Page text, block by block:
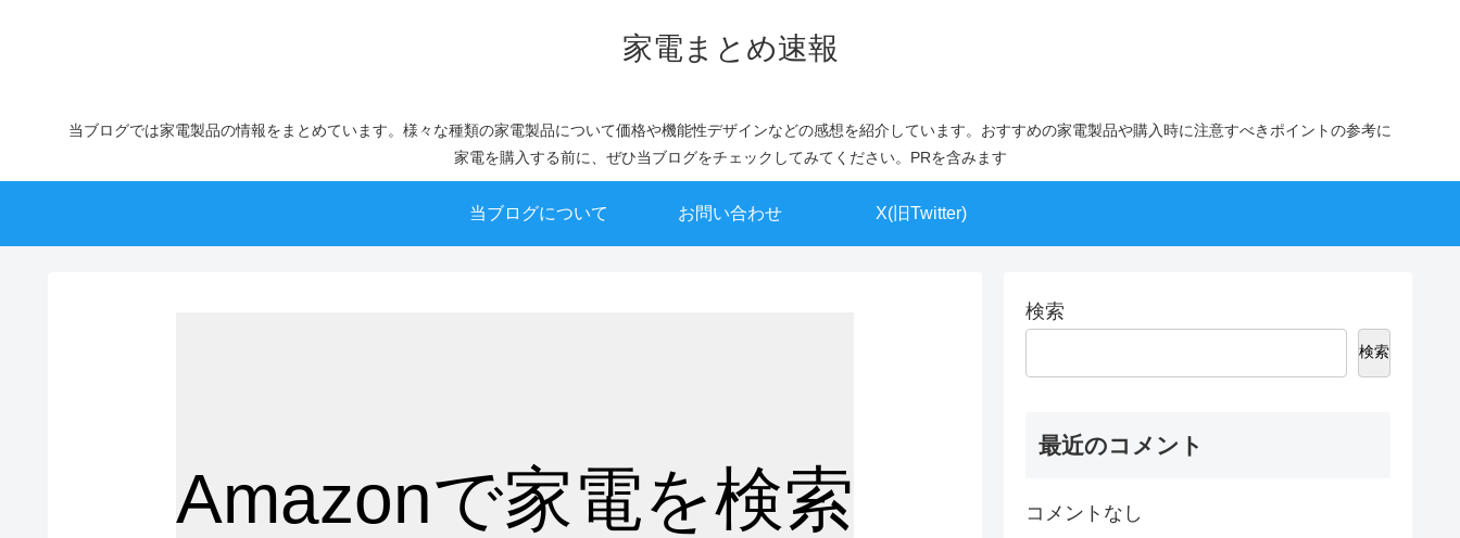
家電まとめ速報
当ブログでは家電製品の情報をまとめています。様々な種類の家電製品について価格や機能性デザインなどの感想を紹介しています。おすすめの家電製品や購入時に注意すべきポイントの参考に
家電を購入する前に、ぜひ当ブログをチェックしてみてください。PRを含みます
当ブログについて お問い合わせ X(旧Twitter)
Amazonで家電を検索
検索
検索
最近のコメント
コメントなし